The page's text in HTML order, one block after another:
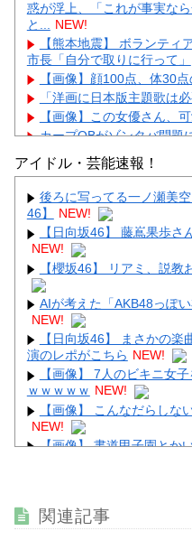
惑が浮上、「これが事実な
と...
NEW!
【熊本地震】 ボランティ
市長「自分で取りに行って」
【画像】顔100点、体30
「洋画に日本版主題歌は
【画像】この女優さん、
カープOBがゾンタバ問題
【画像】顔100点、体30点
Powered by livedoor 相
アイドル・芸能速報！
後ろに写ってる一ノ瀬美
46】
NEW!
【日向坂46】 藤嶌果歩さ
NEW!
【櫻坂46】 リアミ、説教
AIが考えた「AKB48っぽ
NEW!
【日向坂46】 まさかの
演のレポがこちら NEW!
【画像】 7人のビキニ女
ｗｗｗｗｗ NEW!
【画像】 こんなだらしな
NEW!
【画像】 書道甲子園とか
【画像】 女優・夏菜、ロ
帰ｗｗｗｗｗ NEW!
関連記事